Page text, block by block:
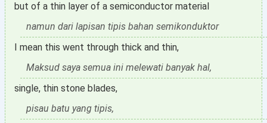
but of a thin layer of a semiconductor material
namun dari lapisan tipis bahan semikonduktor
I mean this went through thick and thin,
Maksud saya semua ini melewati banyak hal,
single, thin stone blades,
pisau batu yang tipis,